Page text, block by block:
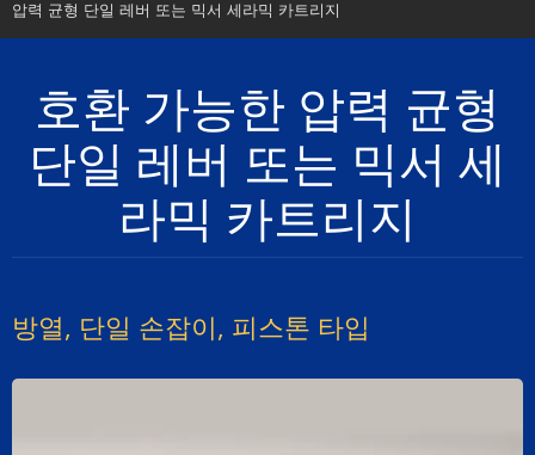
압력 균형 단일 레버 또는 믹서 세라믹 카트리지
호환 가능한 압력 균형
단일 레버 또는 믹서 세
라믹 카트리지
방열, 단일 손잡이, 피스톤 타입